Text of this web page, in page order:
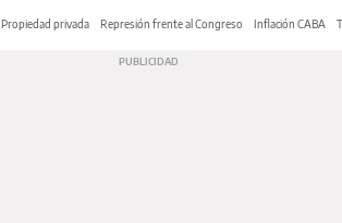
Propiedad privada Represión frente al Congreso Inflación CABA